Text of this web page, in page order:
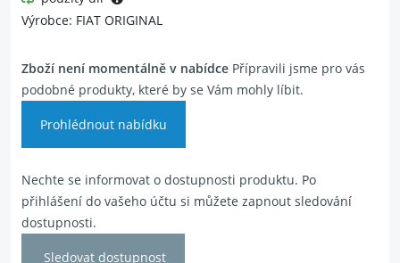
Výrobce: FIAT ORIGINAL
Zboží není momentálně v nabídce Přípravili jsme pro vás
podobné produkty, které by se Vám mohly líbit.
Prohlédnout nabídku
Nechte se informovat o dostupnosti produktu. Po
přihlášení do vašeho účtu si můžete zapnout sledování
dostupnosti.
Sledovat dostupnost